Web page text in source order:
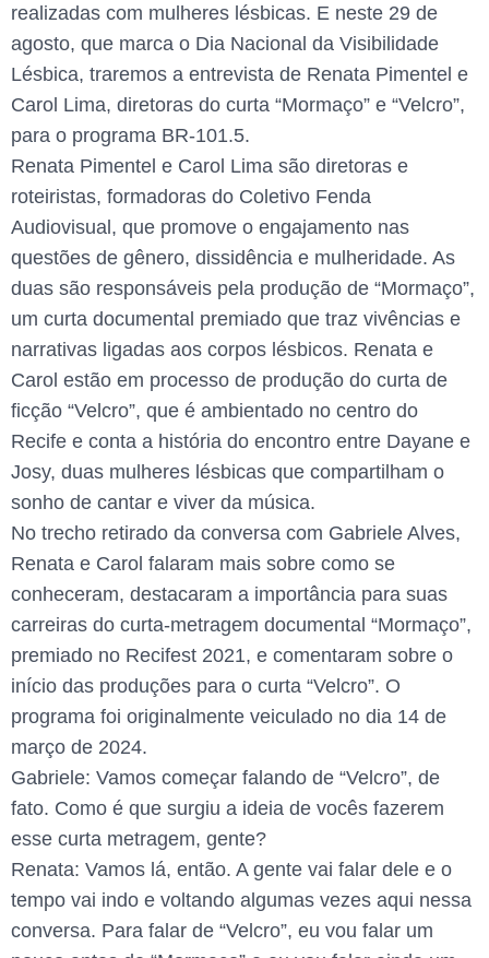
realizadas com mulheres lésbicas. E neste 29 de
agosto, que marca o Dia Nacional da Visibilidade
Lésbica, traremos a entrevista de Renata Pimentel e
Carol Lima, diretoras do curta “Mormaço” e “Velcro”,
para o programa BR-101.5.
Renata Pimentel e Carol Lima são diretoras e
roteiristas, formadoras do Coletivo Fenda
Audiovisual, que promove o engajamento nas
questões de gênero, dissidência e mulheridade. As
duas são responsáveis pela produção de “Mormaço”,
um curta documental premiado que traz vivências e
narrativas ligadas aos corpos lésbicos. Renata e
Carol estão em processo de produção do curta de
ficção “Velcro”, que é ambientado no centro do
Recife e conta a história do encontro entre Dayane e
Josy, duas mulheres lésbicas que compartilham o
sonho de cantar e viver da música.
No trecho retirado da conversa com Gabriele Alves,
Renata e Carol falaram mais sobre como se
conheceram, destacaram a importância para suas
carreiras do curta-metragem documental “Mormaço”,
premiado no Recifest 2021, e comentaram sobre o
início das produções para o curta “Velcro”. O
programa foi originalmente veiculado no dia 14 de
março de 2024.
Gabriele: Vamos começar falando de “Velcro”, de
fato. Como é que surgiu a ideia de vocês fazerem
esse curta metragem, gente?
Renata: Vamos lá, então. A gente vai falar dele e o
tempo vai indo e voltando algumas vezes aqui nessa
conversa. Para falar de “Velcro”, eu vou falar um